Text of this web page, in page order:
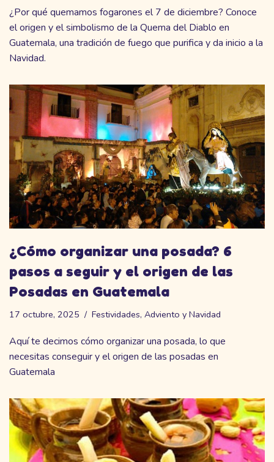
¿Por qué quemamos fogarones el 7 de diciembre? Conoce
el origen y el simbolismo de la Quema del Diablo en
Guatemala, una tradición de fuego que purifica y da inicio a la
Navidad.
¿Cómo organizar una posada? 6
pasos a seguir y el origen de las
Posadas en Guatemala
17 octubre, 2025 Festividades, Adviento y Navidad
Aquí te decimos cómo organizar una posada, lo que
necesitas conseguir y el origen de las posadas en
Guatemala